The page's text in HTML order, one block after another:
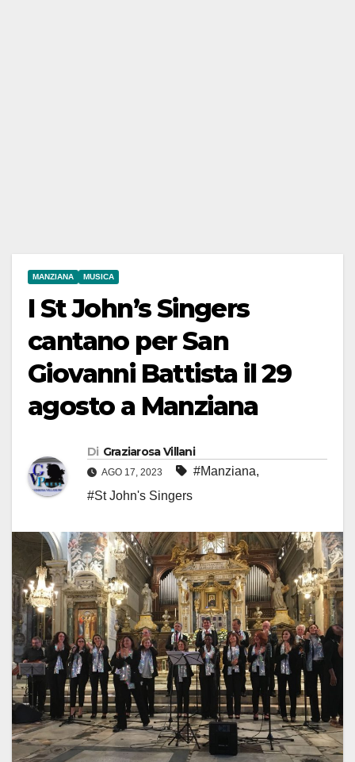
MANZIANA MUSICA
I St John’s Singers
cantano per San
Giovanni Battista il 29
agosto a Manziana
Di Graziarosa Villani
AGO 17, 2023 #Manziana,
#St John's Singers